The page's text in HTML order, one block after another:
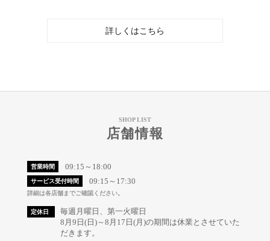
詳しくはこちら
SHOP LIST
店舗情報
営業時間 09:15～18:00
サービス受付時間 09:15～17:30
詳細は各店舗までご確認ください。
定休日
毎週月曜日、第一火曜日
8月9日(日)～8月17日(月)の期間は休業とさせていた
だきます。